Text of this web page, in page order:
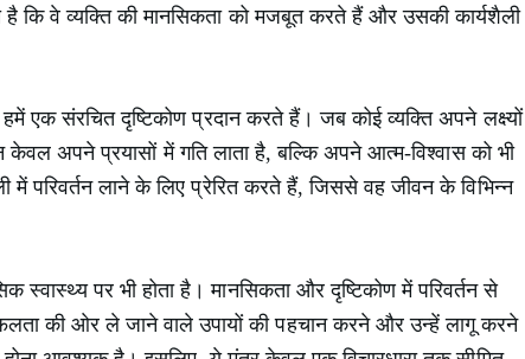
है कि वे व्यक्ति की मानसिकता को मजबूत करते हैं और उसकी कार्यशैली
संरचित दृष्टिकोण प्रदान करते हैं। जब कोई व्यक्ति अपने लक्ष्यों
अपने प्रयासों में गति लाता है, बल्कि अपने आत्म-विश्वास को भी
परिवर्तन लाने के लिए प्रेरित करते हैं, जिससे वह जीवन के विभिन्न
पर भी होता है। मानसिकता और दृष्टिकोण में परिवर्तन से
की ओर ले जाने वाले उपायों की पहचान करने और उन्हें लागू करने